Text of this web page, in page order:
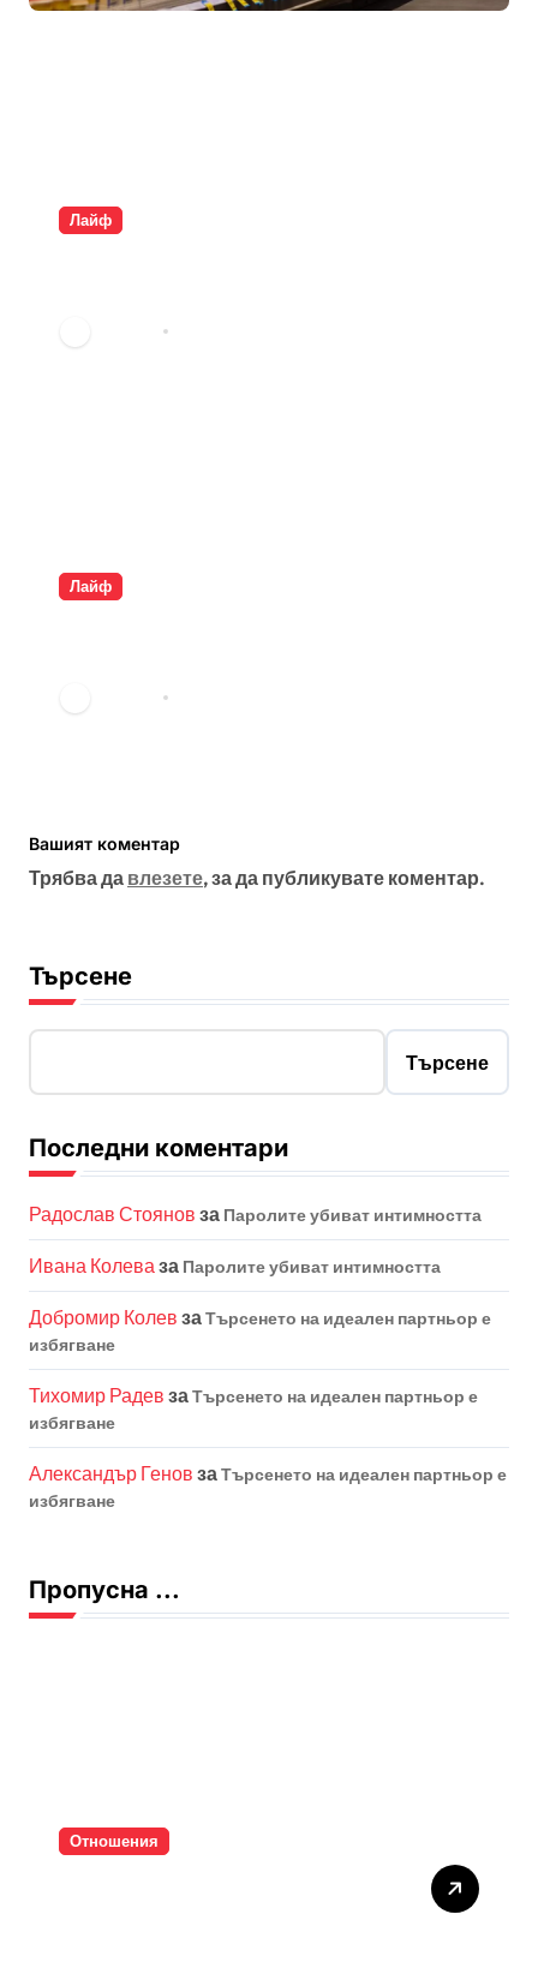
Лайф
Лайф
Вашият коментар
Трябва да влезете, за да публикувате коментар.
Търсене
Търсене
Последни коментари
Радослав Стоянов за Паролите убиват интимността
Ивана Колеваза Паролите убиват интимността
Добромир Колев заТърсенето на идеален партньор е
избягване
Тихомир Радев заТърсенето на идеален партньор е
избягване
Александър Генов заТърсенето на идеален партньор е
избягване
Пропусна ...
Отношения